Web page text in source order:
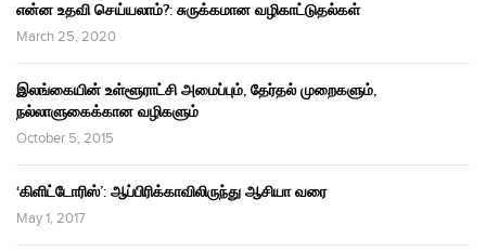
என்ன உதவி செய்யலாம்?: சுருக்கமான வழிகாட்டுதல்கள்
March 25, 2020
இலங்கையின் உள்ளூராட்சி அமைப்பும், தேர்தல் முறைகளும்,
நல்லாளுகைக்கான வழிகளும்
October 5, 2015
‘கிளிட்டோரிஸ்’: ஆப்பிரிக்காவிலிருந்து ஆசியா வரை
May 1, 2017